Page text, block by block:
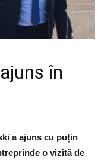
în
a ajuns cu puțin
o vizită de